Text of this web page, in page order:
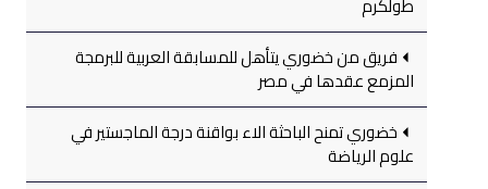
فريق من خضوري يتأهل للمسابقة العربية للبرمجة
المزمع عقدها في مصر
خضوري تمنح الباحثة الاء بواقنة درجة الماجستير في
علوم الرياضة